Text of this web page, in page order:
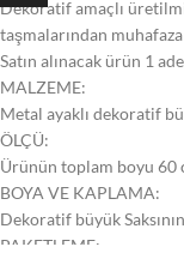
Dekoratif amaçlı
taşmalarından
Satın alınacak ürün 1
MALZEME:
Metal ayaklı dekoratif
ÖLÇÜ:
Ürünün toplam boyu 60
BOYA VE KAPLAMA:
Dekoratif büyük
PAKETLEME: